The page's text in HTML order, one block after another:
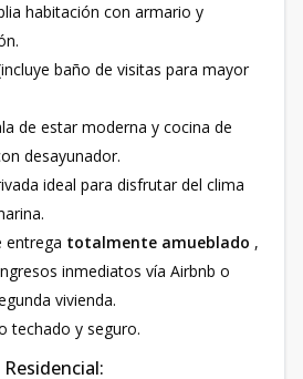
habitación con armario y
baño de visitas para mayor
de estar moderna y cocina de
desayunador.
ideal para disfrutar del clima
entrega totalmente amueblado ,
inmediatos vía Airbnb o
vivienda.
techado y seguro.